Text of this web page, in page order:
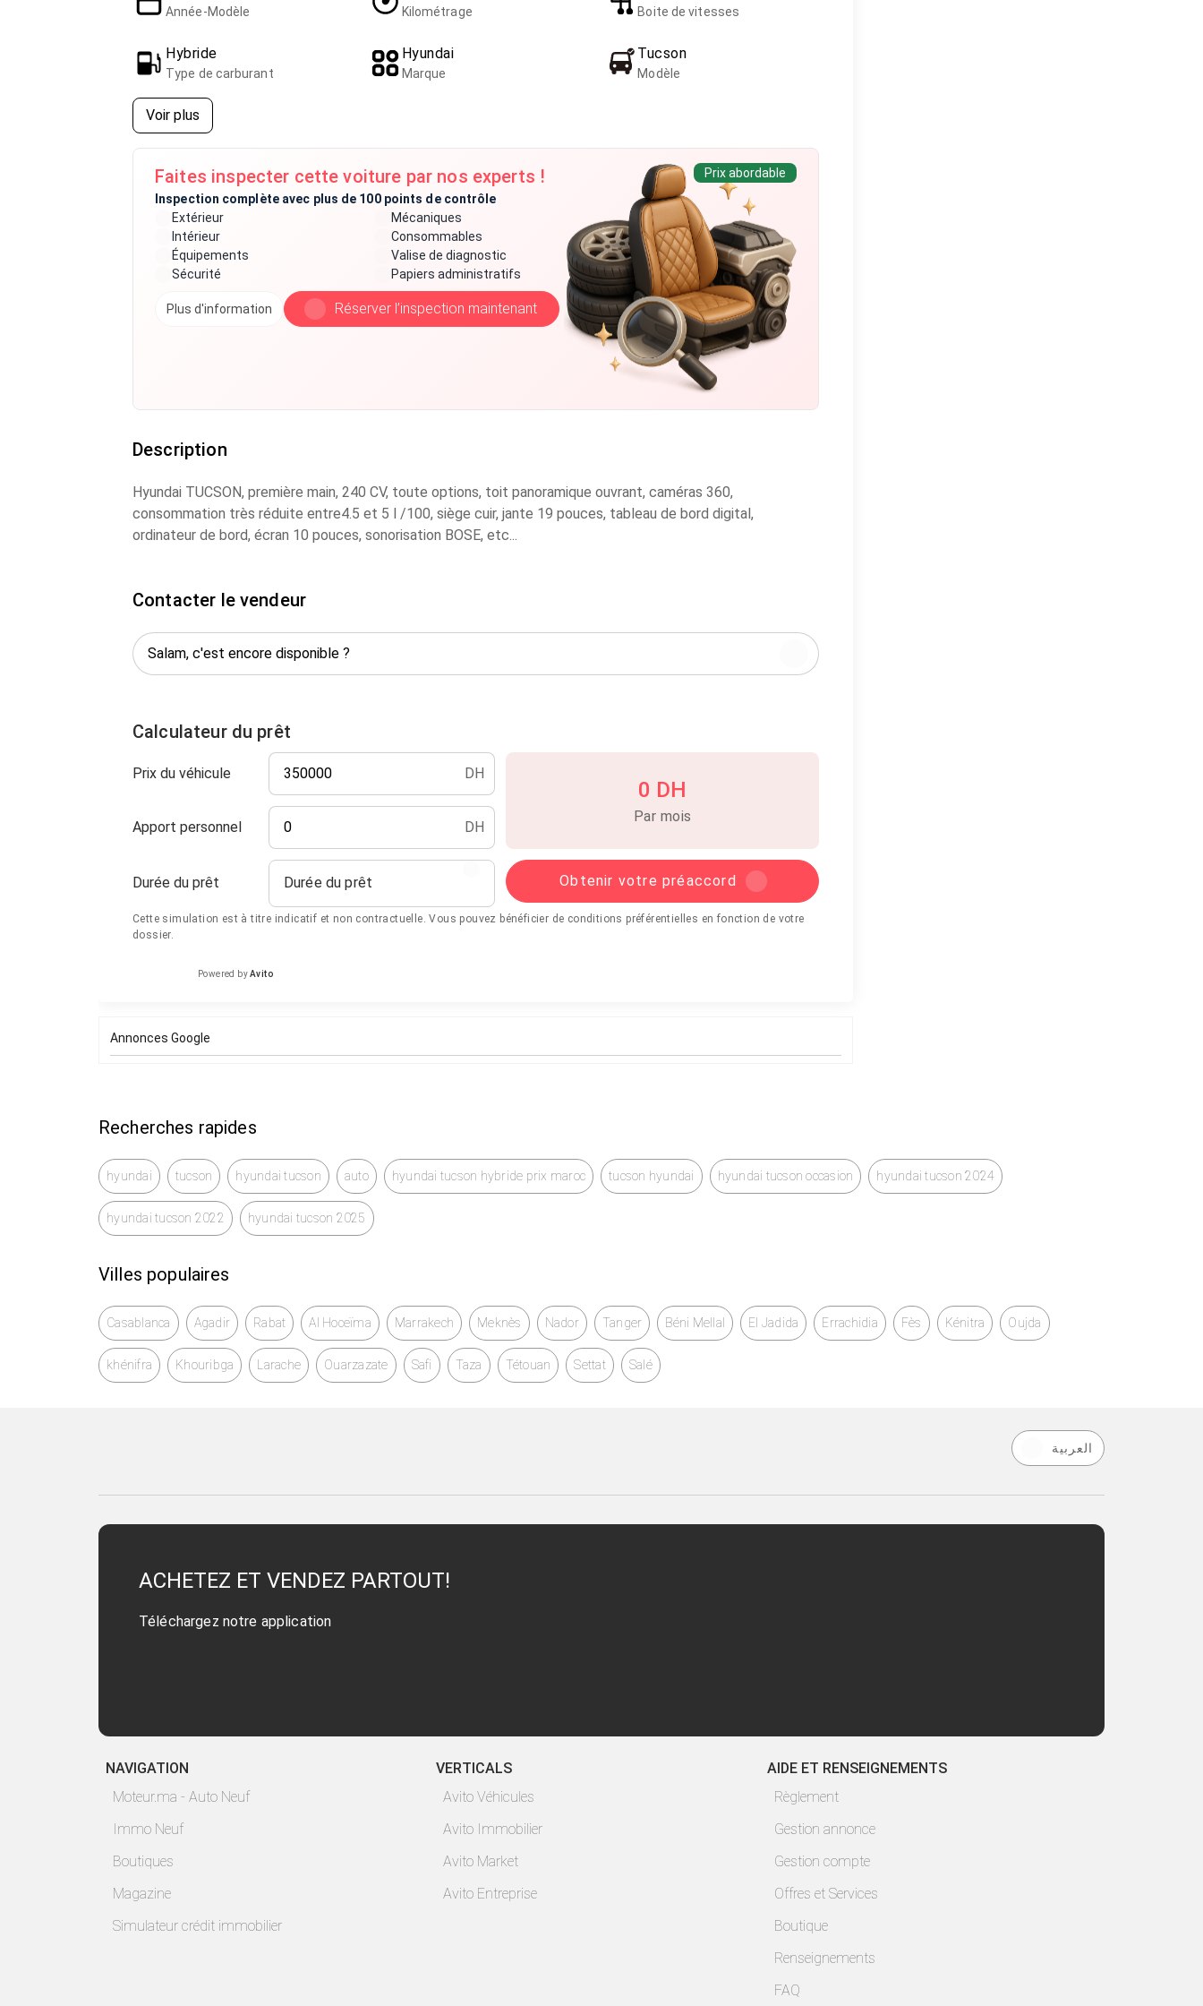
Année-Modèle Kilométrage Boite de vitesses
Hybride
Type de carburant
Hyundai
Marque
Tucson
Modèle
Voir plus
Prix abordable
Faites inspecter cette voiture par nos experts !
Inspection complète avec plus de 100 points de contrôle
Extérieur
Intérieur
Équipements
Sécurité
Mécaniques
Consommables
Valise de diagnostic
Papiers administratifs
Plus d'information Réserver l’inspection maintenant
Description
Hyundai TUCSON, première main, 240 CV, toute options, toit panoramique ouvrant, caméras 360,
consommation très réduite entre4.5 et 5 l /100, siège cuir, jante 19 pouces, tableau de bord digital,
ordinateur de bord, écran 10 pouces, sonorisation BOSE, etc...
Contacter le vendeur
Calculateur du prêt
Prix du véhicule DH
Apport personnel DH
Durée du prêt Durée du prêt
0 DH
Par mois
Obtenir votre préaccord
Cette simulation est à titre indicatif et non contractuelle. Vous pouvez bénéficier de conditions préférentielles en fonction de votre
dossier.
Powered byAvito
Annonces Google
Recherches rapides
hyundai tucson hyundai tucson auto hyundai tucson hybride prix maroc tucson hyundai hyundai tucson occasion hyundai tucson 2024
hyundai tucson 2022 hyundai tucson 2025
Villes populaires
Casablanca Agadir Rabat Al Hoceïma Marrakech Meknès Nador Tanger Béni Mellal El Jadida Errachidia Fès Kénitra Oujda
khénifra Khouribga Larache Ouarzazate Safi Taza Tétouan Settat Salé
العربية
ACHETEZ ET VENDEZ PARTOUT!
Téléchargez notre application
NAVIGATION
Moteur.ma - Auto Neuf
Immo Neuf
Boutiques
Magazine
Simulateur crédit immobilier
VERTICALS
Avito Véhicules
Avito Immobilier
Avito Market
Avito Entreprise
AIDE ET RENSEIGNEMENTS
Règlement
Gestion annonce
Gestion compte
Offres et Services
Boutique
Renseignements
FAQ